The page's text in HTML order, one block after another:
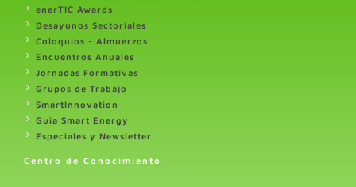
enerTIC Awards
Desayunos Sectoriales
Coloquios - Almuerzos
Encuentros Anuales
Jornadas Formativas
Grupos de Trabajo
SmartInnovation
Guia Smart Energy
Especiales y Newsletter
Centro de Conocimiento